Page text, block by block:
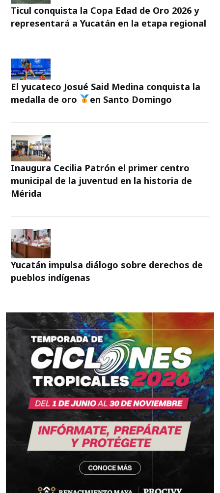
Ticul conquista la Copa Edad de Oro 2026 y
representará a Yucatán en la etapa regional
El yucateco Josué Said Medina conquista la
medalla de oro
en Santo Domingo
Inaugura Cecilia Patrón el primer centro
municipal de la juventud en la historia de
Mérida
Yucatán impulsa diálogo sobre derechos de
pueblos indígenas